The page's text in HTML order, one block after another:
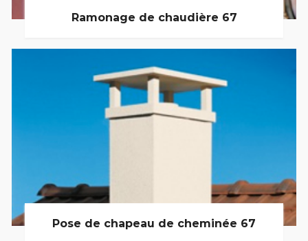
Ramonage de chaudière 67
Pose de chapeau de cheminée 67